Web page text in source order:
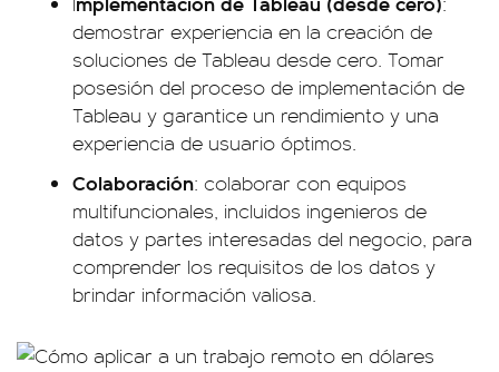
demostrar experiencia en la creación de
soluciones de Tableau desde cero. Tomar
posesión del proceso de implementación de
Tableau y garantice un rendimiento y una
experiencia de usuario óptimos.
Colaboración: colaborar con equipos
multifuncionales, incluidos ingenieros de
datos y partes interesadas del negocio, para
comprender los requisitos de los datos y
brindar información valiosa.